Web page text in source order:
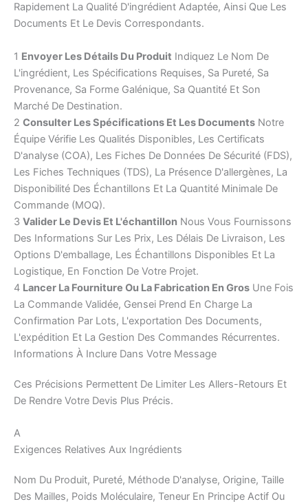
Rapidement La Qualité D'ingrédient Adaptée, Ainsi Que Les
Documents Et Le Devis Correspondants.
1 Envoyer Les Détails Du Produit Indiquez Le Nom De
L'ingrédient, Les Spécifications Requises, Sa Pureté, Sa
Provenance, Sa Forme Galénique, Sa Quantité Et Son
Marché De Destination.
2 Consulter Les Spécifications Et Les Documents Notre
Équipe Vérifie Les Qualités Disponibles, Les Certificats
D'analyse (COA), Les Fiches De Données De Sécurité (FDS),
Les Fiches Techniques (TDS), La Présence D'allergènes, La
Disponibilité Des Échantillons Et La Quantité Minimale De
Commande (MOQ).
3 Valider Le Devis Et L'échantillon Nous Vous Fournissons
Des Informations Sur Les Prix, Les Délais De Livraison, Les
Options D'emballage, Les Échantillons Disponibles Et La
Logistique, En Fonction De Votre Projet.
4 Lancer La Fourniture Ou La Fabrication En Gros Une Fois
La Commande Validée, Gensei Prend En Charge La
Confirmation Par Lots, L'exportation Des Documents,
L'expédition Et La Gestion Des Commandes Récurrentes.
Informations À Inclure Dans Votre Message
Ces Précisions Permettent De Limiter Les Allers-Retours Et
De Rendre Votre Devis Plus Précis.
A
Exigences Relatives Aux Ingrédients
Nom Du Produit, Pureté, Méthode D'analyse, Origine, Taille
Des Mailles, Poids Moléculaire, Teneur En Principe Actif Ou